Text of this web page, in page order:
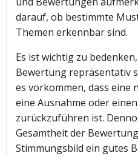
darauf, ob bestimmte
Themen erkennbar sind.
Es ist wichtig zu
Bewertung repräsentativ
es vorkommen, dass eine
eine Ausnahme oder
zurückzuführen ist.
Gesamtheit der
Stimmungsbild ein gutes